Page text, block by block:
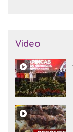
Video